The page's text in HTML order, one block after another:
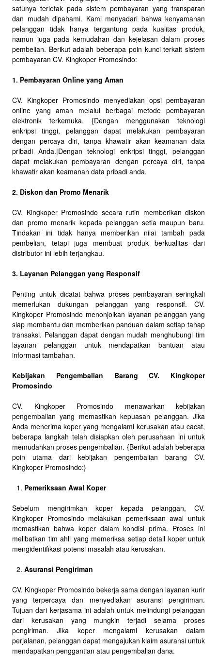
satunya terletak pada sistem pembayaran yang transparan
dan mudah dipahami. Kami menyadari bahwa kenyamanan
pelanggan tidak hanya tergantung pada kualitas produk,
namun juga pada kemudahan dan kejelasan dalam proses
pembelian. Berikut adalah beberapa poin kunci terkait sistem
pembayaran CV. Kingkoper Promosindo:
1. Pembayaran Online yang Aman
CV. Kingkoper Promosindo menyediakan opsi pembayaran
online yang aman melalui berbagai metode pembayaran
elektronik terkemuka. {Dengan menggunakan teknologi
enkripsi tinggi, pelanggan dapat melakukan pembayaran
dengan percaya diri, tanpa khawatir akan keamanan data
pribadi Anda.|Dengan teknologi enkripsi tinggi, pelanggan
dapat melakukan pembayaran dengan percaya diri, tanpa
khawatir akan keamanan data pribadi anda.
2. Diskon dan Promo Menarik
CV. Kingkoper Promosindo secara rutin memberikan diskon
dan promo menarik kepada pelanggan setia maupun baru.
Tindakan ini tidak hanya memberikan nilai tambah pada
pembelian, tetapi juga membuat produk berkualitas dari
distributor ini lebih terjangkau.
3. Layanan Pelanggan yang Responsif
Penting untuk dicatat bahwa proses pembayaran seringkali
memerlukan dukungan pelanggan yang responsif. CV.
Kingkoper Promosindo menonjolkan layanan pelanggan yang
siap membantu dan memberikan panduan dalam setiap tahap
transaksi. Pelanggan dapat dengan mudah menghubungi tim
layanan pelanggan untuk mendapatkan bantuan atau
informasi tambahan.
Kebijakan Pengembalian Barang CV. Kingkoper
Promosindo
CV. Kingkoper Promosindo menawarkan kebijakan
pengembalian yang memastikan kepuasan pelanggan. Jika
Anda menerima koper yang mengalami kerusakan atau cacat,
beberapa langkah telah disiapkan oleh perusahaan ini untuk
memudahkan proses pengembalian. {Berikut adalah beberapa
poin utama dari kebijakan pengembalian barang CV.
Kingkoper Promosindo:}
Pemeriksaan Awal Koper
Sebelum mengirimkan koper kepada pelanggan, CV.
Kingkoper Promosindo melakukan pemeriksaan awal untuk
memastikan bahwa koper dalam kondisi prima. Proses ini
melibatkan tim ahli yang memeriksa setiap detail koper untuk
mengidentifikasi potensi masalah atau kerusakan.
Asuransi Pengiriman
CV. Kingkoper Promosindo bekerja sama dengan layanan kurir
yang terpercaya dan menyediakan asuransi pengiriman.
Tujuan dari kerjasama ini adalah untuk melindungi pelanggan
dari kerusakan yang mungkin terjadi selama proses
pengiriman. Jika koper mengalami kerusakan dalam
perjalanan, pelanggan dapat mengajukan klaim asuransi untuk
mendapatkan penggantian atau pengembalian dana.